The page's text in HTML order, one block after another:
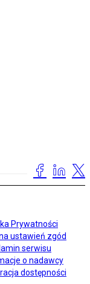
Prywatności
ustawień zgód
serwisu
o nadawcy
dostępności